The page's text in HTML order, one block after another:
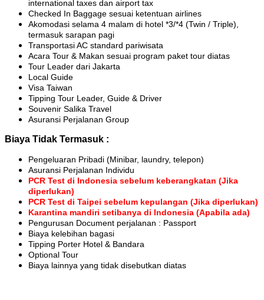
international taxes dan airport tax
Checked In Baggage sesuai ketentuan airlines
Akomodasi selama 4 malam di hotel *3/*4 (Twin / Triple),
termasuk sarapan pagi
Transportasi AC standard pariwisata
Acara Tour & Makan sesuai program paket tour diatas
Tour Leader dari Jakarta
Local Guide
Visa Taiwan
Tipping Tour Leader, Guide & Driver
Souvenir Salika Travel
Asuransi Perjalanan Group
Biaya Tidak Termasuk :
Pengeluaran Pribadi (Minibar, laundry, telepon)
Asuransi Perjalanan Individu
PCR Test di Indonesia sebelum keberangkatan (Jika
diperlukan)
PCR Test di Taipei sebelum kepulangan (Jika diperlukan)
Karantina mandiri setibanya di Indonesia (Apabila ada)
Pengurusan Document perjalanan : Passport
Biaya kelebihan bagasi
Tipping Porter Hotel & Bandara
Optional Tour
Biaya lainnya yang tidak disebutkan diatas